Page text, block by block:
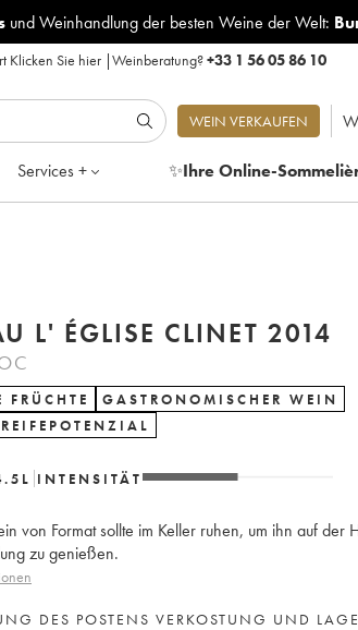
und Weinhandlung der besten Weine der Welt:
Klicken Sie hier|Weinberatung?+33 1 56 05 86 10
WEIN VERKAUFEN
Services + ✨Ihre Online-
CHÂTEAU L' ÉGLISE CLINET 2014
FRÜCHTE
GASTRONOMISCHER WEIN
L INTENSITÄT
von Format sollte im Keller ruhen, um ihn auf der
zu genießen.
DES POSTENS VERKOSTUNG UND